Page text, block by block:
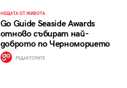
НЕЩАТА ОТ ЖИВОТА
Go Guide Seaside Awards
отново събират най-
доброто по Черноморието
РЕДАКТОРИТЕ